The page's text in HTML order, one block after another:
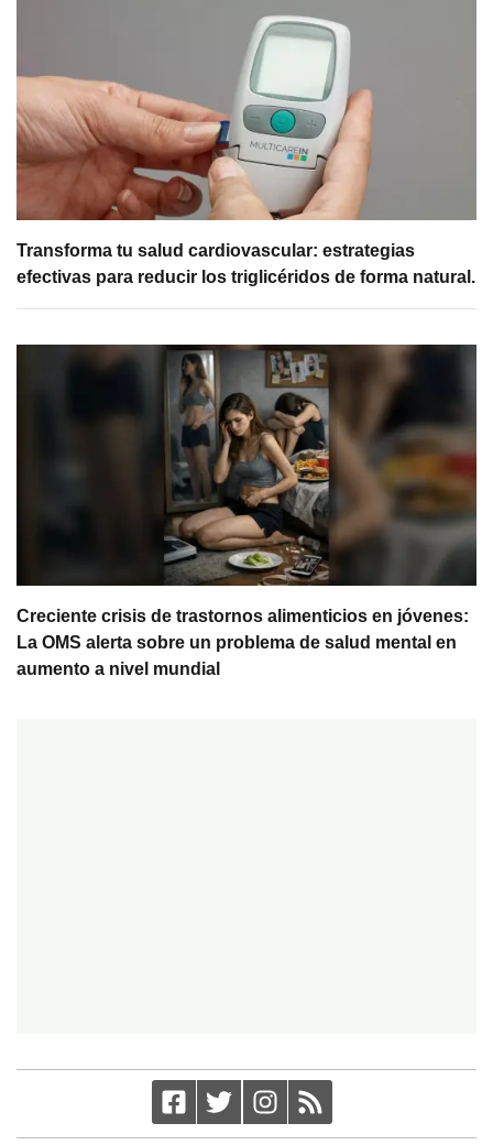
Transforma tu salud cardiovascular: estrategias
efectivas para reducir los triglicéridos de forma natural.
Creciente crisis de trastornos alimenticios en jóvenes:
La OMS alerta sobre un problema de salud mental en
aumento a nivel mundial